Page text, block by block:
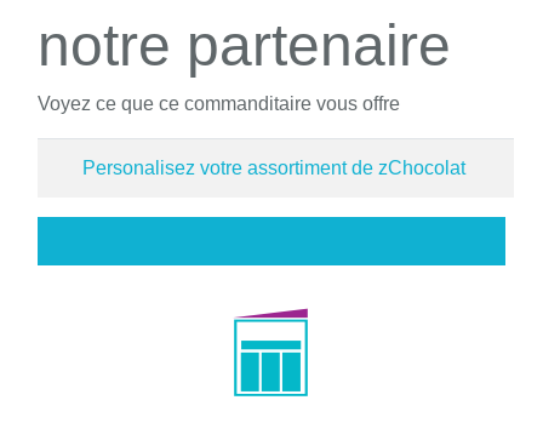
notre partenaire
Voyez ce que ce commanditaire vous offre
Personalisez votre assortiment de zChocolat